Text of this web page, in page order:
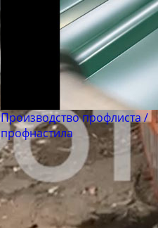
Производство профлиста /
профнастила